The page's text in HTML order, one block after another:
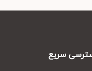
سریع